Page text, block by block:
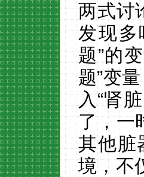
两式讨
发现多
题”的
题”变
入“肾
了，一
其他脏
境，不